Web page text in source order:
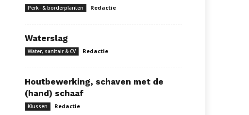
Perk- & borderplanten Redactie
Waterslag
Water, sanitair & CV Redactie
Houtbewerking, schaven met de
(hand) schaaf
Klussen Redactie